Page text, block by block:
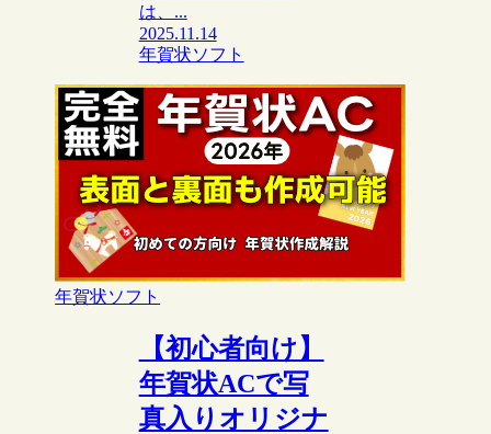
は、...
2025.11.14
年賀状ソフト
年賀状ソフト
【初心者向け】
年賀状ACで写
真入りオリジナ